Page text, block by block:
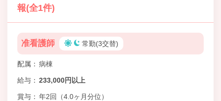
報(全1件)
准看護師 常勤(3交替)
配属 病棟
給与 233,000円以上
賞与 年2回（4.0ヶ月分位）